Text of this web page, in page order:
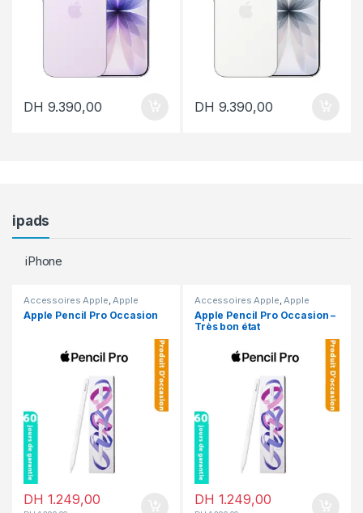
DH 9.390,00 DH 9.390,00
ipads
iPhone
Accessoires Apple,Apple
Pencil En promotion
Apple Pencil Pro Occasion
DH 1.249,00
Accessoires Apple,Apple
Pencil En promotion
Apple Pencil Pro Occasion –
Très bon état
DH 1.249,00